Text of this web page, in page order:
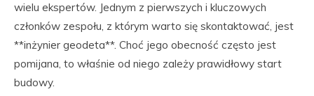
wielu ekspertów. Jednym z pierwszych i kluczowych
członków zespołu, z którym warto się skontaktować, jest
**inżynier geodeta**. Choć jego obecność często jest
pomijana, to właśnie od niego zależy prawidłowy start
budowy.